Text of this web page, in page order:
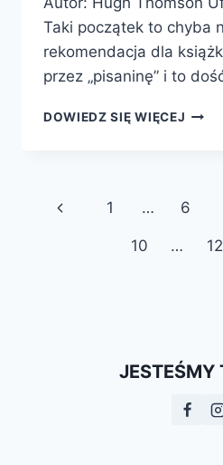
Taki początek to chyba
rekomendacja dla
przez „pisaninę” i to
DOWIEDZ SIĘ WIĘCEJ BIAŁA
INKÓW
Nawigacja
Poprzednia
1 … 6
10 … 12
JESTEŚMY